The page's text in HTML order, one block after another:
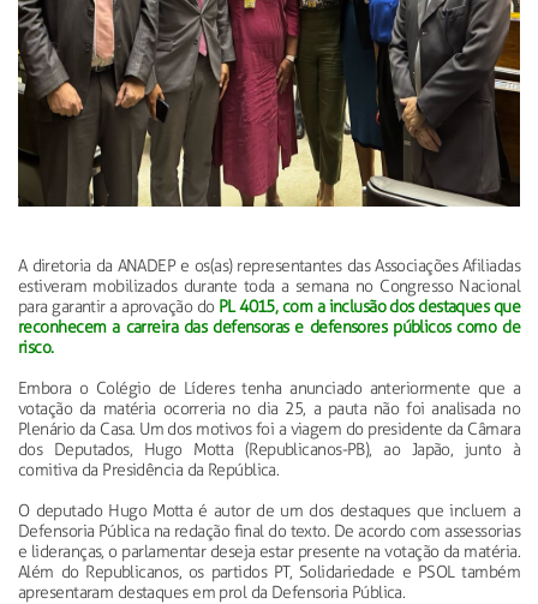
A diretoria da ANADEP e os(as) representantes das Associações Afiliadas
estiveram mobilizados durante toda a semana no Congresso Nacional
para garantir a aprovação do PL 4015, com a inclusão dos destaques que
reconhecem a carreira das defensoras e defensores públicos como de
risco.
Embora o Colégio de Líderes tenha anunciado anteriormente que a
votação da matéria ocorreria no dia 25, a pauta não foi analisada no
Plenário da Casa. Um dos motivos foi a viagem do presidente da Câmara
dos Deputados, Hugo Motta (Republicanos-PB), ao Japão, junto à
comitiva da Presidência da República.
O deputado Hugo Motta é autor de um dos destaques que incluem a
Defensoria Pública na redação final do texto. De acordo com assessorias
e lideranças, o parlamentar deseja estar presente na votação da matéria.
Além do Republicanos, os partidos PT, Solidariedade e PSOL também
apresentaram destaques em prol da Defensoria Pública.